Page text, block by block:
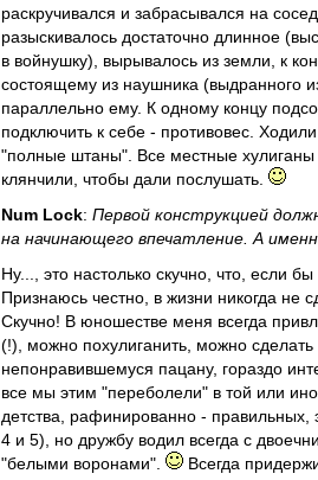
раскручивался и забрасывался на
разыскивалось достаточно длинное
в войнушку), вырывалось из земли, к
состоящему из наушника (выдранного
параллельно ему. К одному концу
подключить к себе - противовес.
"полные штаны". Все местные хулиганы
клянчили, чтобы дали послушать.
Num Lock: Первой конструкцией
на начинающего впечатление. А
Ну..., это настолько скучно, что, если
Признаюсь честно, в жизни никогда не
Скучно! В юношестве меня всегда
(!), можно похулиганить, можно
непонравившемуся пацану, гораздо
все мы этим "переболели" в той или
детства, рафинированно - правильных,
4 и 5), но дружбу водил всегда с
"белыми воронами".
Всегда